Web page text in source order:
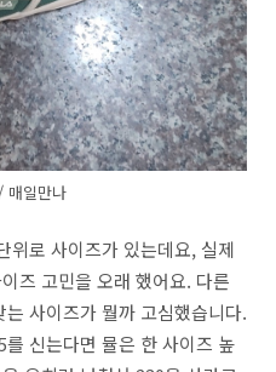
매일만나
위로 사이즈가 있는데요, 실제
즈 고민을 오래 했어요. 다른
사이즈가 뭘까 고심했습니다.
신는다면 뮬은 한 사이즈 높